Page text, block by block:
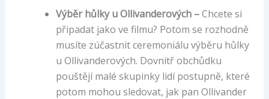
Výběr hůlky u Ollivanderových –Chcete si
připadat jako ve filmu? Potom se rozhodně
musíte zúčastnit ceremoniálu výběru hůlky
u Ollivanderových. Dovnitř obchůdku
pouštějí malé skupinky lidí postupně, které
potom mohou sledovat, jak pan Ollivander